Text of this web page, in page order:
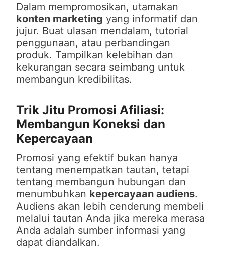
Dalam mempromosikan, utamakan
konten marketing yang informatif dan
jujur. Buat ulasan mendalam, tutorial
penggunaan, atau perbandingan
produk. Tampilkan kelebihan dan
kekurangan secara seimbang untuk
membangun kredibilitas.
Trik Jitu Promosi Afiliasi:
Membangun Koneksi dan
Kepercayaan
Promosi yang efektif bukan hanya
tentang menempatkan tautan, tetapi
tentang membangun hubungan dan
menumbuhkan kepercayaan audiens.
Audiens akan lebih cenderung membeli
melalui tautan Anda jika mereka merasa
Anda adalah sumber informasi yang
dapat diandalkan.